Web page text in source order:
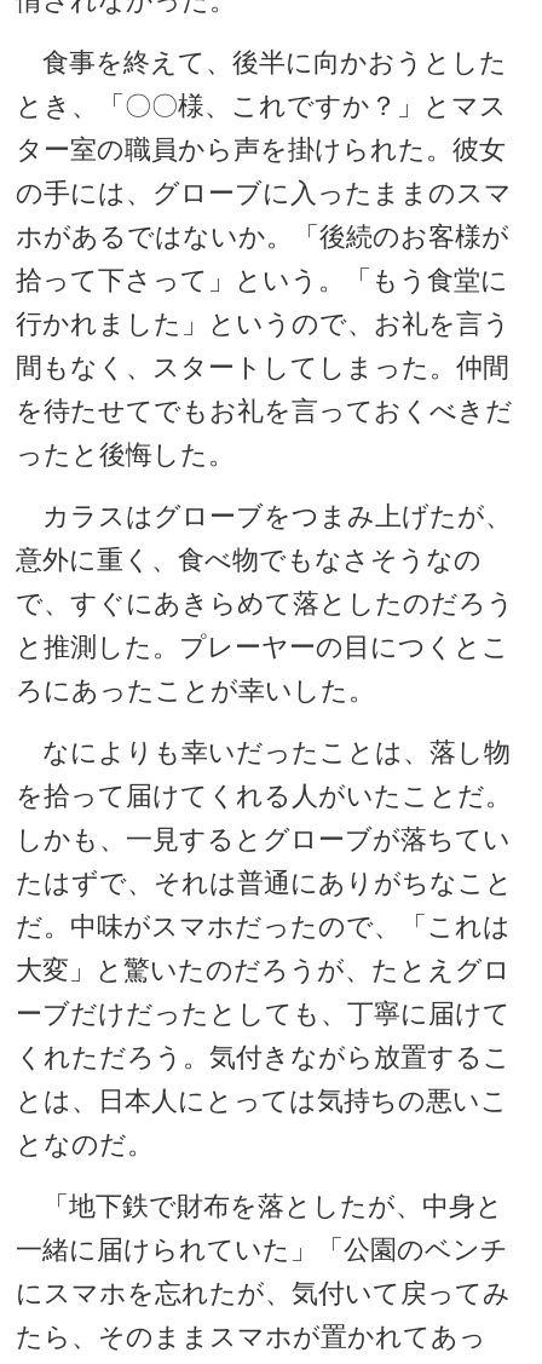
食事を終えて、後半に向かおうとした
とき、「〇〇様、これですか？」とマス
ター室の職員から声を掛けられた。彼女
の手には、グローブに入ったままのスマ
ホがあるではないか。「後続のお客様が
拾って下さって」という。「もう食堂に
行かれました」というので、お礼を言う
間もなく、スタートしてしまった。仲間
を待たせてでもお礼を言っておくべきだ
ったと後悔した。
カラスはグローブをつまみ上げたが、
意外に重く、食べ物でもなさそうなの
で、すぐにあきらめて落としたのだろう
と推測した。プレーヤーの目につくとこ
ろにあったことが幸いした。
なによりも幸いだったことは、落し物
を拾って届けてくれる人がいたことだ。
しかも、一見するとグローブが落ちてい
たはずで、それは普通にありがちなこと
だ。中味がスマホだったので、「これは
大変」と驚いたのだろうが、たとえグロ
ーブだけだったとしても、丁寧に届けて
くれただろう。気付きながら放置するこ
とは、日本人にとっては気持ちの悪いこ
となのだ。
「地下鉄で財布を落としたが、中身と
一緒に届けられていた」「公園のベンチ
にスマホを忘れたが、気付いて戻ってみ
たら、そのままスマホが置かれてあっ